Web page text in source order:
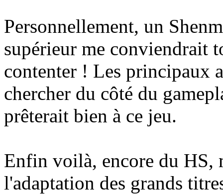
Personnellement, un
supérieur me conviendrait
contenter ! Les principaux
chercher du côté du
prêterait bien à ce jeu.
Enfin voilà, encore du HS,
l'adaptation des grands